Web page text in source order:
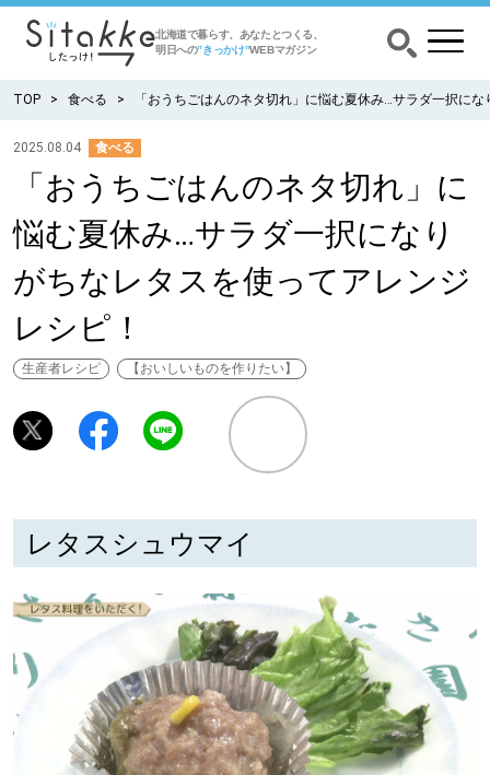
北海道で暮らす、あなたとつくる、
明日への”きっかけ”WEBマガジン
CATEGORY カテゴリー
食べる
出かける
暮らす
みがく
深める
ゆるむ
SitakkeTV
LOCAL ローカルエリア
TOP 食べる 「おうちごはんのネタ切れ」に悩む夏休み…サラダ一択に
2025.08.04 食べる
「おうちごはんのネタ切れ」に
悩む夏休み…サラダ一択になり
がちなレタスを使ってアレンジ
レシピ！
生産者レシピ 【おいしいものを作りたい】
レタスシュウマイ